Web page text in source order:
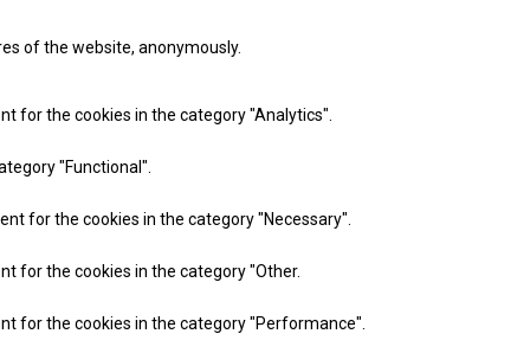
of the website, anonymously.
for the cookies in the category "Analytics".
"Functional".
for the cookies in the category "Necessary".
for the cookies in the category "Other.
for the cookies in the category "Performance".